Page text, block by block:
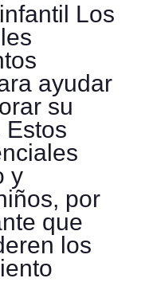
Los
ayudar
su
Estos
y
por
que
los